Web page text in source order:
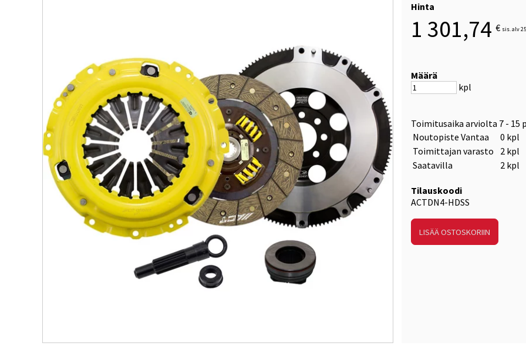
Hinta
1 301,74 € sis. alv
Määrä
kpl
Toimitusaika arviolta 7 - 15
Noutopiste Vantaa
0 kpl
Toimittajan varasto
2 kpl
Saatavilla
2 kpl
Tilauskoodi
ACTDN4-HDSS